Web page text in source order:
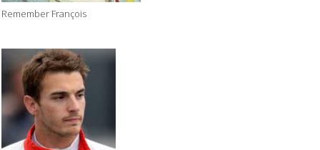
Remember François